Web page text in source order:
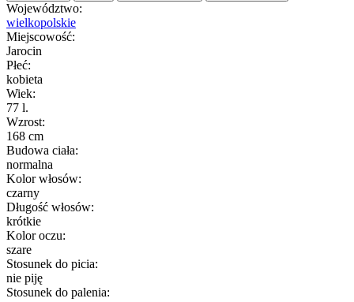
Województwo:
wielkopolskie
Miejscowość:
Jarocin
Płeć:
kobieta
Wiek:
77 l.
Wzrost:
168 cm
Budowa ciała:
normalna
Kolor włosów:
czarny
Długość włosów:
krótkie
Kolor oczu:
szare
Stosunek do picia:
nie piję
Stosunek do palenia: